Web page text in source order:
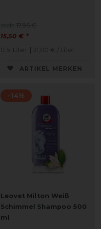
15,50 € *
0.5 Liter | 31,00 € / Liter
ARTIKEL MERKEN
-14%
Leovet Milton Weiß
Schimmel Shampoo 500
ml